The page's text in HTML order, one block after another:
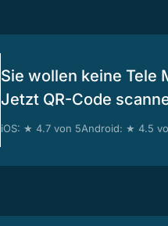
Sie wollen keine Tele
Jetzt QR-Code
iOS: ★ 4.7 von 5Android: ★ 4.5